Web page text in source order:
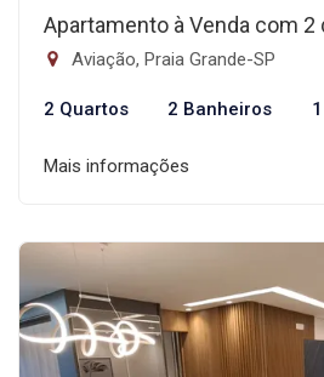
Apartamento à Venda com 2
Aviação, Praia Grande-SP
2 Quartos 2 Banheiros
Mais informações